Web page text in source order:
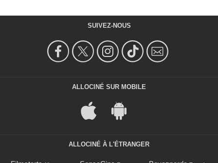
SUIVEZ-NOUS
ALLOCINÉ SUR MOBILE
ALLOCINÉ À L'ÉTRANGER